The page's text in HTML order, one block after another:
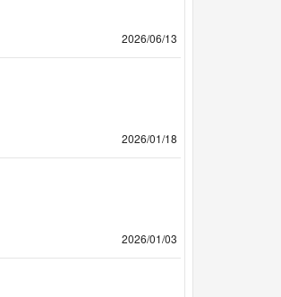
2026/06/13
2026/01/18
2026/01/03